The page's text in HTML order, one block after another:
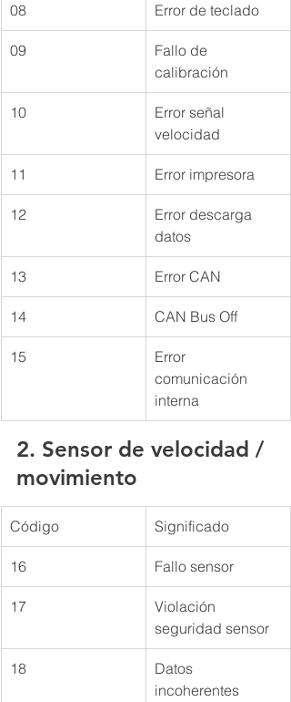
08 Error de teclado
09
Fallo de
calibración
10
Error señal
velocidad
11 Error impresora
12
Error descarga
datos
13 Error CAN
14 CAN Bus Off
15
Error
comunicación
interna
2. Sensor de velocidad /
movimiento
Código Significado
16 Fallo sensor
17
Violación
seguridad sensor
18
Datos
incoherentes